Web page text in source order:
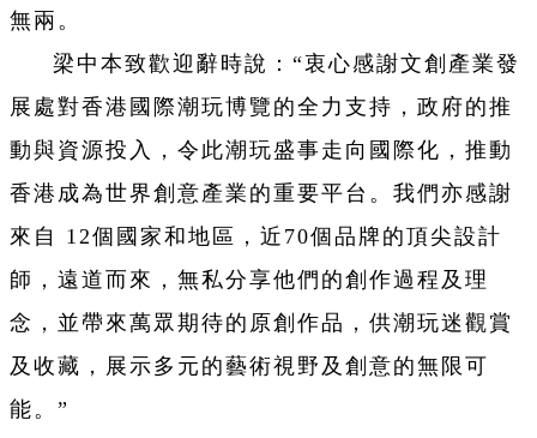
無兩。
梁中本致歡迎辭時說：“衷心感謝文創產業發
展處對香港國際潮玩博覽的全力支持，政府的推
動與資源投入，令此潮玩盛事走向國際化，推動
香港成為世界創意產業的重要平台。我們亦感謝
來自 12個國家和地區，近70個品牌的頂尖設計
師，遠道而來，無私分享他們的創作過程及理
念，並帶來萬眾期待的原創作品，供潮玩迷觀賞
及收藏，展示多元的藝術視野及創意的無限可
能。”